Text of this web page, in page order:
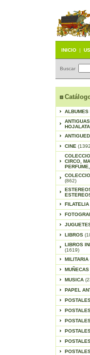
INICIO |
Buscar
ALBUMES
HOJALATA
CINE
CIRCO,
(862)
FILATELIA
LIBROS
LIBROS
(1619)
MILITARIA
MUSICA
PAPEL